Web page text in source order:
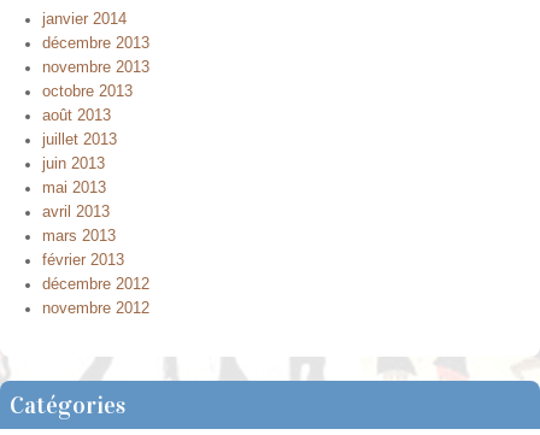
janvier 2014
décembre 2013
novembre 2013
octobre 2013
août 2013
juillet 2013
juin 2013
mai 2013
avril 2013
mars 2013
février 2013
décembre 2012
novembre 2012
Catégories